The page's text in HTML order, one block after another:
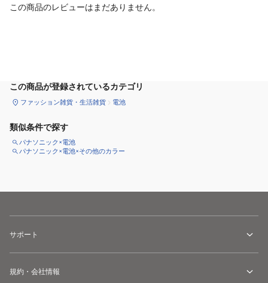
この商品のレビューはまだありません。
この商品が登録されているカテゴリ
ファッション雑貨・生活雑貨 電池
類似条件で探す
パナソニック×電池
パナソニック×電池×その他のカラー
サポート
規約・会社情報